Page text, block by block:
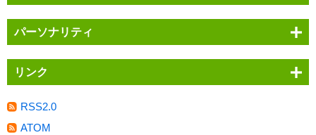
パーソナリティ
リンク
RSS2.0
ATOM